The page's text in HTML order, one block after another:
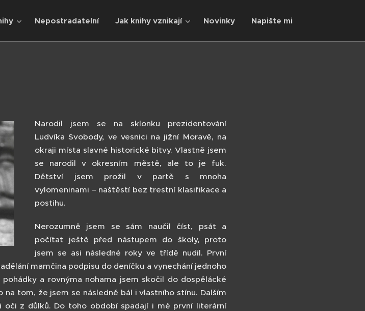
Nepostradatelní Jak knihy vznikají Novinky Napište mi
Narodil jsem se na sklonku prezidentování
Ludvíka Svobody, ve vesnici na jižní Moravě, na
okraji místa slavné historické bitvy. Vlastně jsem
se narodil v okresním městě, ale to je fuk.
Dětství jsem prožil v partě s mnoha
vylomeninami – naštěstí bez trestní klasifikace a
postihu.
Nerozumně jsem se sám naučil číst, psát a
počítat ještě před nástupem do školy, proto
jsem se asi následné roky ve třídě nudil. První
mamčina podpisu do deníčku a vynechání jednoho
a rovnýma nohama jsem skočil do dospělácké
na tom, že jsem se následně bál i vlastního stínu. Dalším
oči z důlků. Do toho období spadají i mé první literární